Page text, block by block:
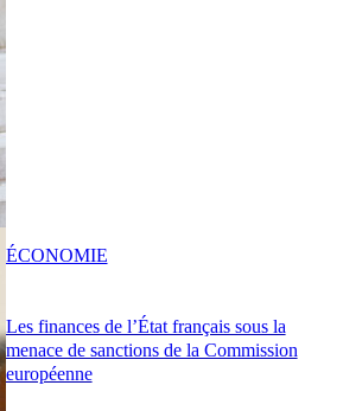
Les finances de l’État français sous la
menace de sanctions de la Commission
européenne
ÉCONOMIE